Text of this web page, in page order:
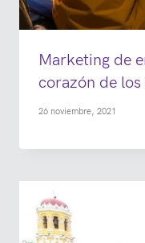
Marketing de
corazón de
26 noviembre, 2021